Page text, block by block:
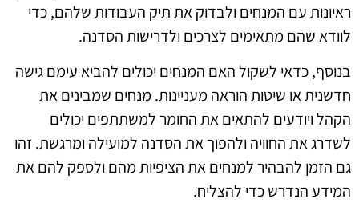
ראיונות עם המנחים ולבדוק את תיק העבודות שלהם, כדי
לוודא שהם מתאימים לצרכים ולדרישות הסדנה.
בנוסף, כדאי לשקול האם המנחים יכולים להביא עימם גישה
חדשנית או שיטות הוראה מעניינות. מנחים שמבינים את
הקהל ויודעים להתאים את החומר למשתתפים יכולים
לשדרג את החוויה ולהפוך את הסדנה למועילה ומרגשת. זהו
גם הזמן להבהיר למנחים את הציפיות מהם ולספק להם את
המידע הנדרש כדי להצליח.